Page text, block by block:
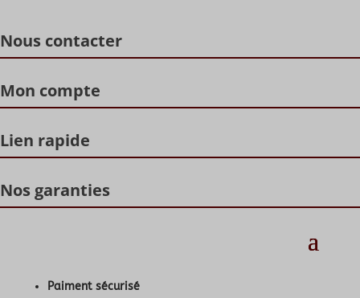
Nous contacter
Mon compte
Lien rapide
Nos garanties
Paiment sécurisé